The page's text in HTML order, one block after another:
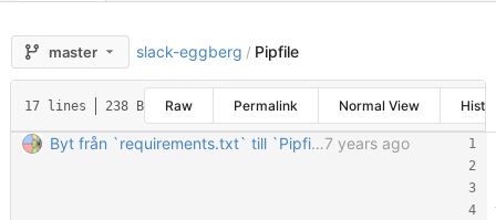
master slack-eggberg / Pipfile
17 lines 238 B Raw Permalink Normal View
Byt från `requirements.txt` till `Pipfile`.7 years ago